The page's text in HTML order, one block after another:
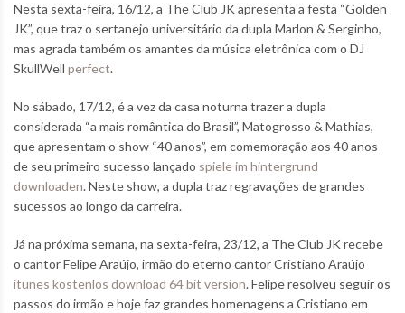
Nesta sexta-feira, 16/12, a The Club JK apresenta a festa “Golden
JK”, que traz o sertanejo universitário da dupla Marlon & Serginho,
mas agrada também os amantes da música eletrônica com o DJ
SkullWell perfect.
No sábado, 17/12, é a vez da casa noturna trazer a dupla
considerada “a mais romântica do Brasil”, Matogrosso & Mathias,
que apresentam o show “40 anos”, em comemoração aos 40 anos
de seu primeiro sucesso lançado spiele im hintergrund
downloaden. Neste show, a dupla traz regravações de grandes
sucessos ao longo da carreira.
Já na próxima semana, na sexta-feira, 23/12, a The Club JK recebe
o cantor Felipe Araújo, irmão do eterno cantor Cristiano Araújo
itunes kostenlos download 64 bit version. Felipe resolveu seguir os
passos do irmão e hoje faz grandes homenagens a Cristiano em